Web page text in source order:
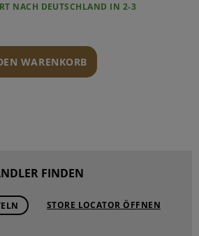
NACH DEUTSCHLAND IN 2-3
WARENKORB
FINDEN
STORE LOCATOR ÖFFNEN